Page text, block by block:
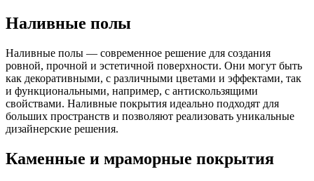
Наливные полы
Наливные полы — современное решение для создания
ровной, прочной и эстетичной поверхности. Они могут быть
как декоративными, с различными цветами и эффектами, так
и функциональными, например, с антискользящими
свойствами. Наливные покрытия идеально подходят для
больших пространств и позволяют реализовать уникальные
дизайнерские решения.
Каменные и мраморные покрытия